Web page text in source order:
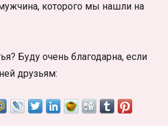
которого мы нашли на
Буду очень благодарна, если
друзьям: